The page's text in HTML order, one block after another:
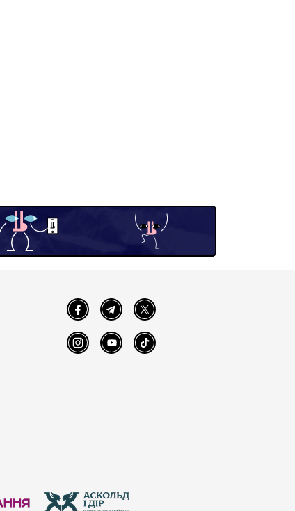
FacebookTelegram Twitter
InstagramYouTube TikTok